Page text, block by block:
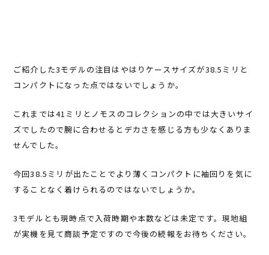
ご紹介した3モデルの注目はやはりケースサイズが38.5ミリと
コンパクトになった点ではないでしょうか。
これまでは41ミリとノモスのコレクションの中では大きいサイ
ズでしたので腕に合わせるとデカさを感じる方も少なくありま
せんでした。
今回38.5ミリが出たことでより薄くコンパクトに袖回りを気に
することなく着けられるのではないでしょうか。
3モデルとも現時点で入荷時期や本数などは未定です。現地組
が実機を見て商談予定ですので今後の続報をお待ちください。